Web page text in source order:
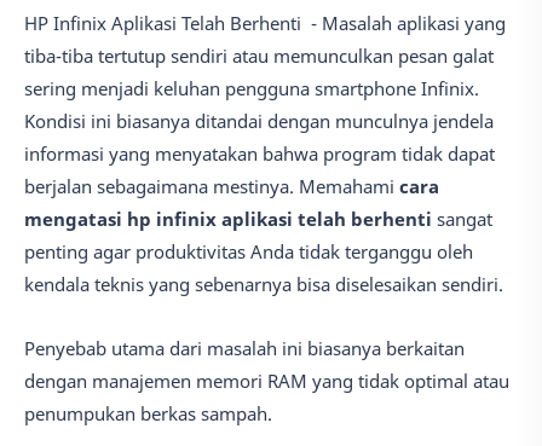
HP Infinix Aplikasi Telah Berhenti - Masalah aplikasi yang
tiba-tiba tertutup sendiri atau memunculkan pesan galat
sering menjadi keluhan pengguna smartphone Infinix.
Kondisi ini biasanya ditandai dengan munculnya jendela
informasi yang menyatakan bahwa program tidak dapat
berjalan sebagaimana mestinya. Memahami cara
mengatasi hp infinix aplikasi telah berhenti sangat
penting agar produktivitas Anda tidak terganggu oleh
kendala teknis yang sebenarnya bisa diselesaikan sendiri.
Penyebab utama dari masalah ini biasanya berkaitan
dengan manajemen memori RAM yang tidak optimal atau
penumpukan berkas sampah.